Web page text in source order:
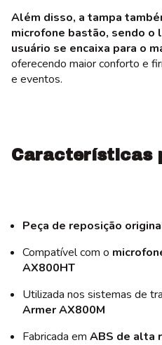
Além disso, a tampa
microfone bastão, sendo o
usuário se encaixa para o
oferecendo maior conforto e
e eventos.
Características
Peça de reposição
Compatível com o
AX800HT
Utilizada nos sistemas de
Armer AX800M
Fabricada em ABS de alta